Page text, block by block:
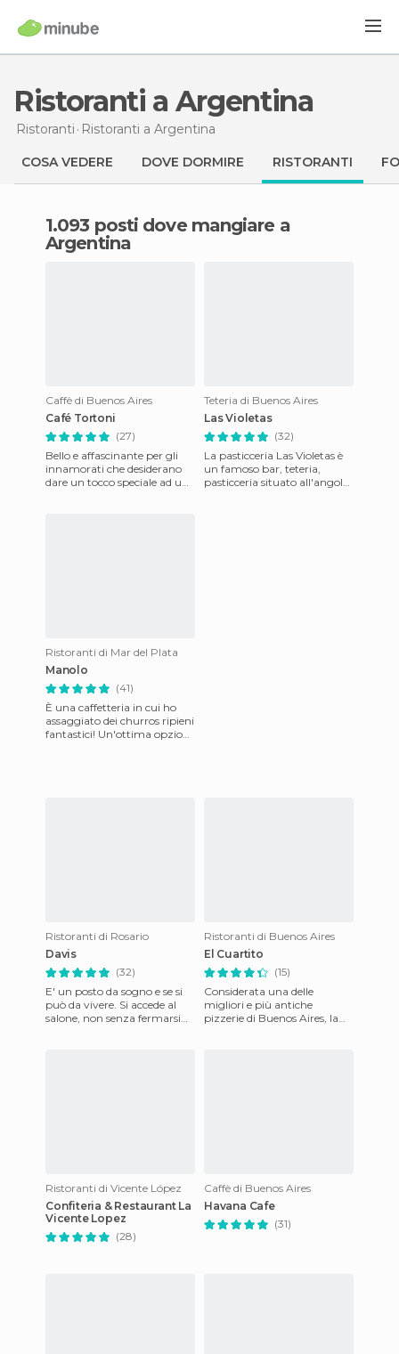
Ristoranti a Argentina
Ristoranti Ristoranti a Argentina
COSA VEDERE DOVE DORMIRE RISTORANTI
1.093 posti dove mangiare a
Argentina
Caffè di Buenos Aires
Café Tortoni
(27)
Bello e affascinante per gli
innamorati che desiderano
dare un tocco speciale ad una
Teteria di Buenos Aires
Las Violetas
(32)
La pasticceria Las Violetas è
un famoso bar, teteria,
pasticceria situato all'angolo
Ristoranti di Mar del Plata
Manolo
(41)
È una caffetteria in cui ho
assaggiato dei churros ripieni
fantastici! Un'ottima opzione
Ristoranti di Rosario
Davis
(32)
E' un posto da sogno e se si
può da vivere. Si accede al
salone, non senza fermarsi
Ristoranti di Buenos Aires
El Cuartito
(15)
Considerata una delle
migliori e più antiche
pizzerie di Buenos Aires, la
Ristoranti di Vicente López
Confiteria & Restaurant La
Vicente Lopez
(28)
Caffè di Buenos Aires
Havana Cafe
(31)